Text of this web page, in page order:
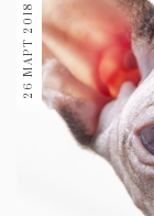
26 МАРТ 2018